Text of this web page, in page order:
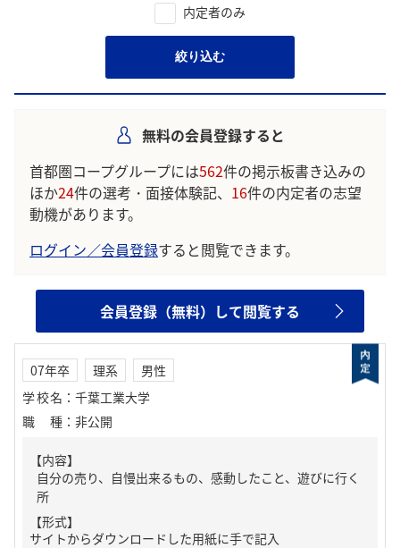
内定者のみ
絞り込む
無料の会員登録すると
首都圏コープグループには562件の掲示板書き込みの
ほか24件の選考・面接体験記、 16件の内定者の志望
動機があります。
ログイン／会員登録すると閲覧できます。
会員登録（無料）して閲覧する
07年卒 理系
男性
学校名 ： 千葉工業大学
職種 ： 非公開
【内容】
自分の売り、自慢出来るもの、感動したこと、遊びに行く
所
【形式】
サイトからダウンロードした用紙に手で記入